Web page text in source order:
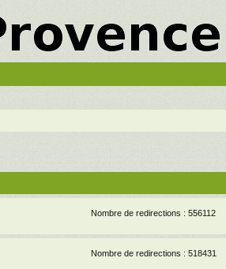
Nombre de redirections : 556112
Nombre de redirections : 518431